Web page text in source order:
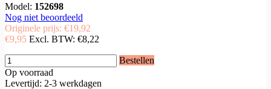
Model: 152698
Nog niet beoordeeld
Originele prijs: €19,92
€9,95 Excl. BTW: €8,22
Bestellen
Op voorraad
Levertijd: 2-3 werkdagen